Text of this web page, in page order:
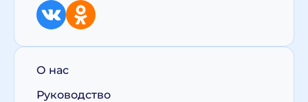
О нас
Руководство